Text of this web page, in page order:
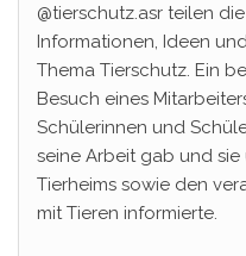
@tierschutz.asr teilen
Informationen, Ideen
Thema Tierschutz. Ein
Besuch eines
Schülerinnen und
seine Arbeit gab und
Tierheims sowie den
mit Tieren informierte.